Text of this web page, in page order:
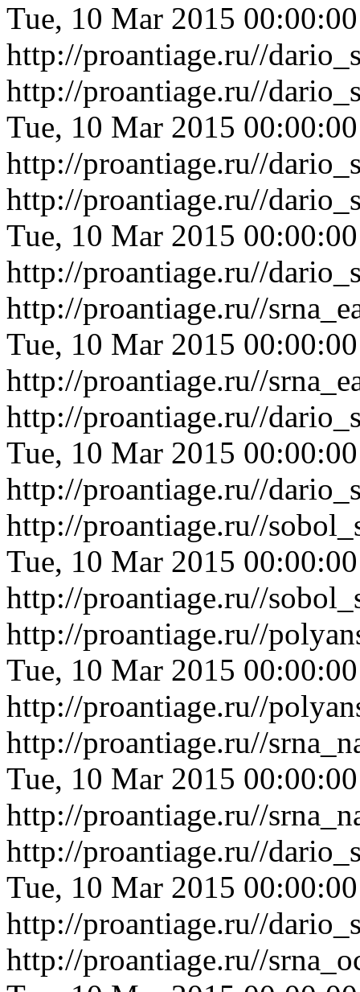
Tue, 10 Mar 2015
http://proantiage.ru//
http://proantiage.ru//
Tue, 10 Mar 2015
http://proantiage.ru//
http://proantiage.ru//
Tue, 10 Mar 2015
http://proantiage.ru//
http://proantiage.ru//
Tue, 10 Mar 2015
http://proantiage.ru//
http://proantiage.ru//
Tue, 10 Mar 2015
http://proantiage.ru//
http://proantiage.ru//
Tue, 10 Mar 2015
http://proantiage.ru//
http://proantiage.ru//
Tue, 10 Mar 2015
http://proantiage.ru//
http://proantiage.ru//
Tue, 10 Mar 2015
http://proantiage.ru//
http://proantiage.ru//
Tue, 10 Mar 2015
http://proantiage.ru//
http://proantiage.ru//